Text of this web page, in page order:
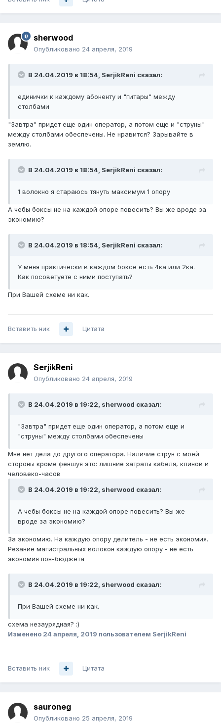
sherwood
Опубликовано 24 апреля, 2019
В 24.04.2019 в 18:54, SerjikReni сказал:
единички к каждому абоненту и "гитары" между
столбами
"Завтра" придет еще один оператор, а потом еще и "струны"
между столбами обеспечены. Не нравится? Зарывайте в
землю.
В 24.04.2019 в 18:54, SerjikReni сказал:
1 волокно я стараюсь тянуть максимум 1 опору
А чебы боксы не на каждой опоре повесить? Вы же вроде за
экономию?
В 24.04.2019 в 18:54, SerjikReni сказал:
У меня практически в каждом боксе есть 4ка или 2ка.
Как посоветуете с ними поступать?
При Вашей схеме ни как.
Вставить ник Цитата
SerjikReni
Опубликовано 24 апреля, 2019
В 24.04.2019 в 19:22, sherwood сказал:
"Завтра" придет еще один оператор, а потом еще и
"струны" между столбами обеспечены
Мне нет дела до другого оператора. Наличие струн с моей
стороны кроме феншуя это: лишние затраты кабеля, клинов и
человеко-часов
В 24.04.2019 в 19:22, sherwood сказал:
А чебы боксы не на каждой опоре повесить? Вы же
вроде за экономию?
За экономию. На каждую опору делитель - не есть экономия.
Резание магистральных волокон каждую опору - не есть
экономия пон-бюджета
В 24.04.2019 в 19:22, sherwood сказал:
При Вашей схеме ни как.
схема незаурядная? :)
Изменено 24 апреля, 2019 пользователем SerjikReni
Вставить ник Цитата
sauroneg
Опубликовано 25 апреля, 2019